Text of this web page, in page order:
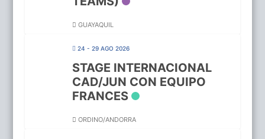
GUAYAQUIL
24 - 29 AGO 2026
STAGE INTERNACIONAL
CAD/JUN CON EQUIPO
FRANCES
ORDINO/ANDORRA